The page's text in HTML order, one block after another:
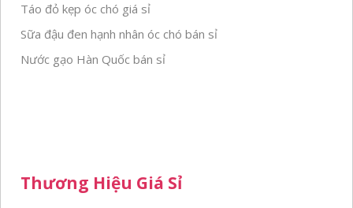
Táo đỏ kẹp óc chó giá sỉ
Sữa đậu đen hạnh nhân óc chó bán sỉ
Nước gạo Hàn Quốc bán sỉ
Thương Hiệu Giá Sỉ